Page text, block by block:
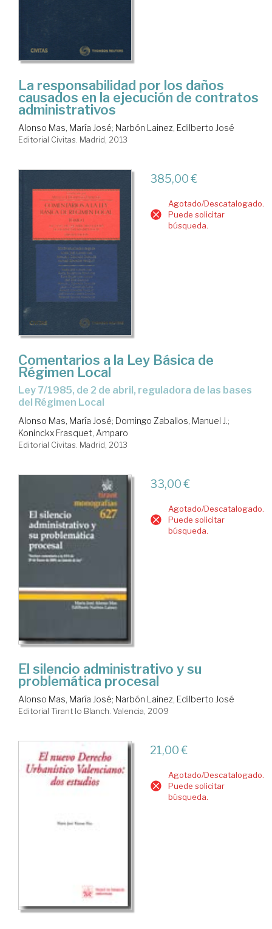
La responsabilidad por los daños
causados en la ejecución de contratos
administrativos
Alonso Mas, María José; Narbón Lainez, Edilberto José
Editorial Civitas. Madrid, 2013
385,00 €
Agotado/Descatalogado.
Puede solicitar
búsqueda.
Comentarios a la Ley Básica de
Régimen Local
Ley 7/1985, de 2 de abril, reguladora de las bases
del Régimen Local
Alonso Mas, María José; Domingo Zaballos, Manuel J.;
Koninckx Frasquet, Amparo
Editorial Civitas. Madrid, 2013
33,00 €
Agotado/Descatalogado.
Puede solicitar
búsqueda.
El silencio administrativo y su
problemática procesal
Alonso Mas, María José; Narbón Lainez, Edilberto José
Editorial Tirant lo Blanch. Valencia, 2009
21,00 €
Agotado/Descatalogado.
Puede solicitar
búsqueda.